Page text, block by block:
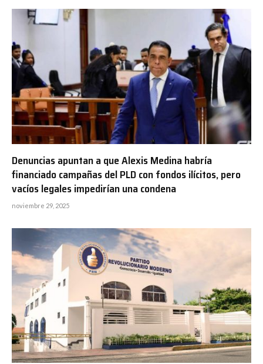
Denuncias apuntan a que Alexis Medina habría
financiado campañas del PLD con fondos ilícitos, pero
vacíos legales impedirían una condena
noviembre 29, 2025